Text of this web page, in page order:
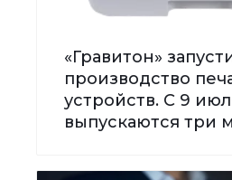
«Гравитон»
производство
устройств. С 9
выпускаются три